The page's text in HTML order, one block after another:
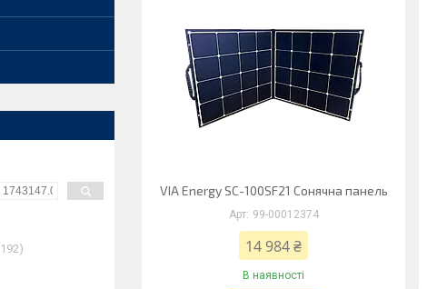
VIA Energy SC-100SF21 Сонячна панель
99-00012374
14 984 ₴
В наявності
192